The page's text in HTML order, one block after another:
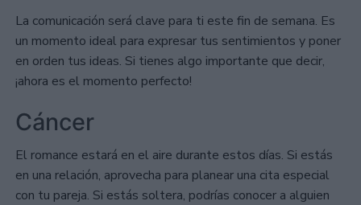
La comunicación será clave para ti este fin de semana. Es
un momento ideal para expresar tus sentimientos y poner
en orden tus ideas. Si tienes algo importante que decir,
¡ahora es el momento perfecto!
Cáncer
El romance estará en el aire durante estos días. Si estás
en una relación, aprovecha para planear una cita especial
con tu pareja. Si estás soltera, podrías conocer a alguien